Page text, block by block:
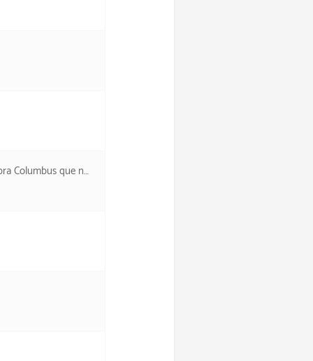
o tempo passar. =)